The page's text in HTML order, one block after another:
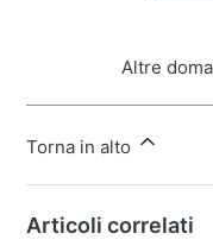
Altre
Torna in alto
Articoli correlati